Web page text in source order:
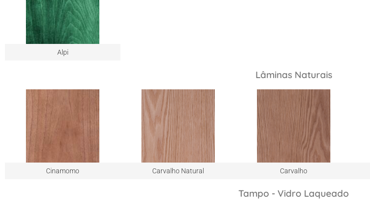
Alpi
Lâminas Naturais
Cinamomo Carvalho Natural Carvalho
Tampo - Vidro Laqueado